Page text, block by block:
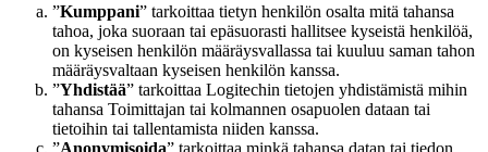
”Kumppani” tarkoittaa tietyn henkilön osalta mitä tahansa
tahoa, joka suoraan tai epäsuorasti hallitsee kyseistä henkilöä,
on kyseisen henkilön määräysvallassa tai kuuluu saman tahon
määräysvaltaan kyseisen henkilön kanssa.
”Yhdistää” tarkoittaa Logitechin tietojen yhdistämistä mihin
tahansa Toimittajan tai kolmannen osapuolen dataan tai
tietoihin tai tallentamista niiden kanssa.
”Anonymisoida” tarkoittaa minkä tahansa datan tai tiedon